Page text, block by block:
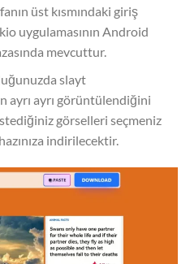
üst kısmındaki giriş
uygulamasının Android
mevcuttur.
slayt
ayrı görüntülendiğini
görselleri seçmeniz
indirilecektir.